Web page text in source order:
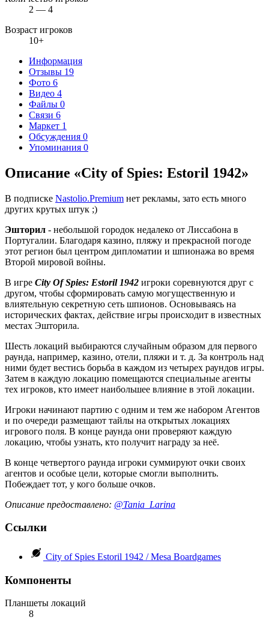
2 — 4
Возраст игроков
10+
Информация
Отзывы 19
Фото 6
Видео 4
Файлы 0
Связи 6
Маркет 1
Обсуждения 0
Упоминания 0
Описание «City of Spies: Estoril 1942»
В подписке Nastolio.Premium нет рекламы, зато есть много
других крутых штук ;)
Эшторил - небольшой городок недалеко от Лиссабона в
Португалии. Благодаря казино, пляжу и прекрасной погоде
этот регион был центром дипломатии и шпионажа во время
Второй мировой войны.
В игре City Of Spies: Estoril 1942 игроки соревнуются друг с
другом, чтобы сформировать самую могущественную и
влиятельную секретную сеть шпионов. Основываясь на
исторических фактах, действие игры происходит в известных
местах Эшторила.
Шесть локаций выбираются случайным образом для первого
раунда, например, казино, отели, пляжи и т. д. За контроль над
ними будет вестись борьба в каждом из четырех раундов игры.
Затем в каждую локацию помещаются специальные агенты
тех игроков, кто имеет наибольшее влияние в этой локации.
Игроки начинают партию с одним и тем же набором Агентов
и по очереди размещают тайлы на открытых локациях
игрового поля. В конце раунда они проверяют каждую
локацию, чтобы узнать, кто получит награду за неё.
В конце четвертого раунда игроки суммируют очки своих
агентов и особые цели, которые смогли выполнить.
Побеждает тот, у кого больше очков.
Описание предоставлено: @Tania_Larina
Ссылки
City of Spies Estoril 1942 / Mesa Boardgames
Компоненты
Планшеты локаций
8